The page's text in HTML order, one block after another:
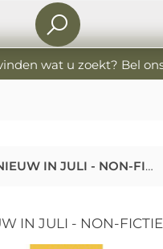
NIEUW IN JULI - NON-FICTIE
IN JULI - NON-FICTIE